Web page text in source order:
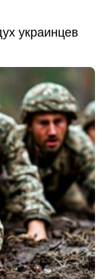
украинцев